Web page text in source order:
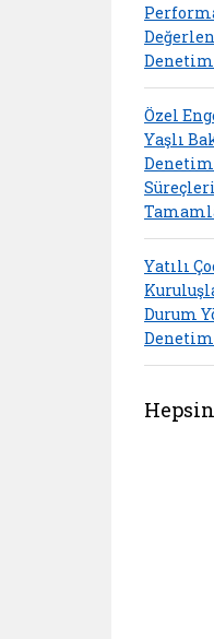
Özel
Yaşlı
Yatılı
Durum